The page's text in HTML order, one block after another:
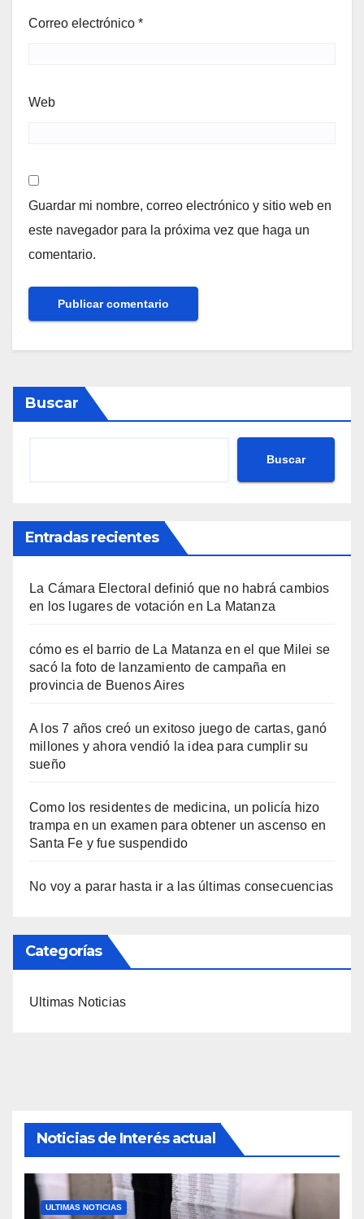
Correo electrónico *
Web
Guardar mi nombre, correo electrónico y sitio web en
este navegador para la próxima vez que haga un
comentario.
Buscar
Buscar
Entradas recientes
La Cámara Electoral definió que no habrá cambios
en los lugares de votación en La Matanza
cómo es el barrio de La Matanza en el que Milei se
sacó la foto de lanzamiento de campaña en
provincia de Buenos Aires
A los 7 años creó un exitoso juego de cartas, ganó
millones y ahora vendió la idea para cumplir su
sueño
Como los residentes de medicina, un policía hizo
trampa en un examen para obtener un ascenso en
Santa Fe y fue suspendido
No voy a parar hasta ir a las últimas consecuencias
Categorías
Ultimas Noticias
Noticias de Interés actual
ULTIMAS NOTICIAS